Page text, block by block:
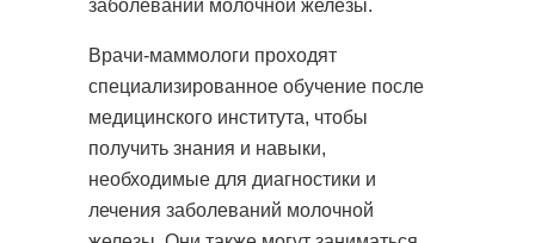
Операции при опухолях мягких тканей
(доброкачественные и ЗНО) 1 кат.
6700 руб.
заболеваний молочной железы.
Врачи-маммологи проходят
специализированное обучение после
медицинского института, чтобы
получить знания и навыки,
необходимые для диагностики и
лечения заболеваний молочной